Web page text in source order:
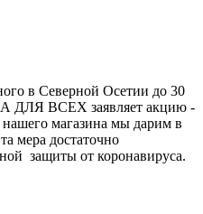
в Северной Осетии до 30
ДЛЯ ВСЕХ заявляет акцию -
магазина мы дарим в
мера достаточно
защиты от коронавируса.